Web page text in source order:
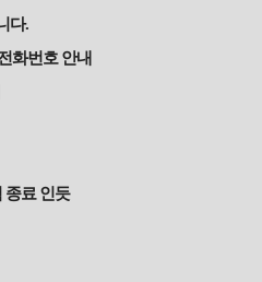
다.
화번호 안내
종료 인듯